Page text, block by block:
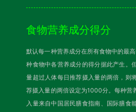
食物营养成分得分
默认每一种营养成分在所有食物中的最
种食物中各营养成分的得分据此产生。
量超过人体每日推荐摄入量的两倍，则
荐摄入量的两倍设定为1000分。每种营
入量来自中国居民膳食指南、国际膳食